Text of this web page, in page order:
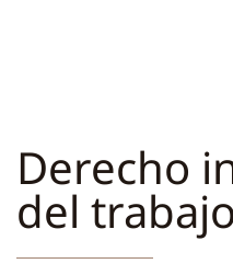
Derecho
del trabajo